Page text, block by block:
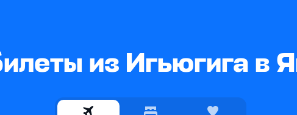
из Игьюгига в